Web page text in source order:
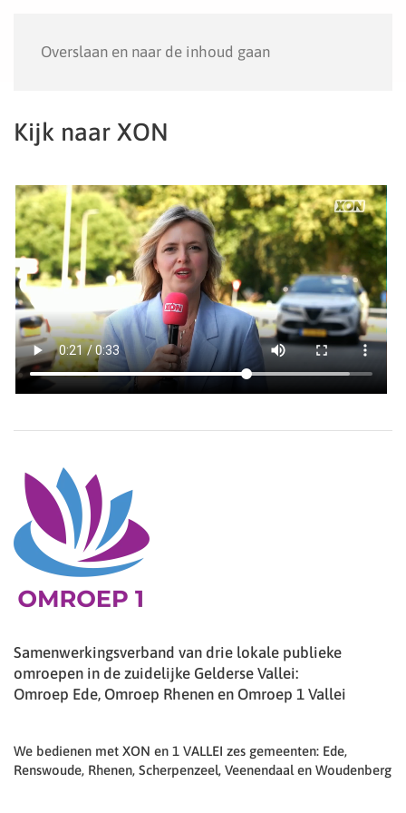
Overslaan en naar de inhoud gaan
Kijk naar XON
Samenwerkingsverband van drie lokale publieke
omroepen in de zuidelijke Gelderse Vallei:
Omroep Ede, Omroep Rhenen en Omroep 1 Vallei
We bedienen met XON en 1 VALLEI zes gemeenten: Ede,
Renswoude, Rhenen, Scherpenzeel, Veenendaal en Woudenberg